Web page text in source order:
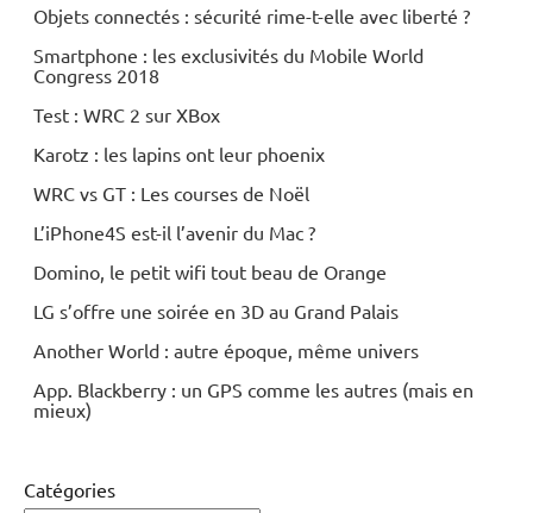
Objets connectés : sécurité rime-t-elle avec liberté ?
Smartphone : les exclusivités du Mobile World
Congress 2018
Test : WRC 2 sur XBox
Karotz : les lapins ont leur phoenix
WRC vs GT : Les courses de Noël
L’iPhone4S est-il l’avenir du Mac ?
Domino, le petit wifi tout beau de Orange
LG s’offre une soirée en 3D au Grand Palais
Another World : autre époque, même univers
App. Blackberry : un GPS comme les autres (mais en
mieux)
Catégories